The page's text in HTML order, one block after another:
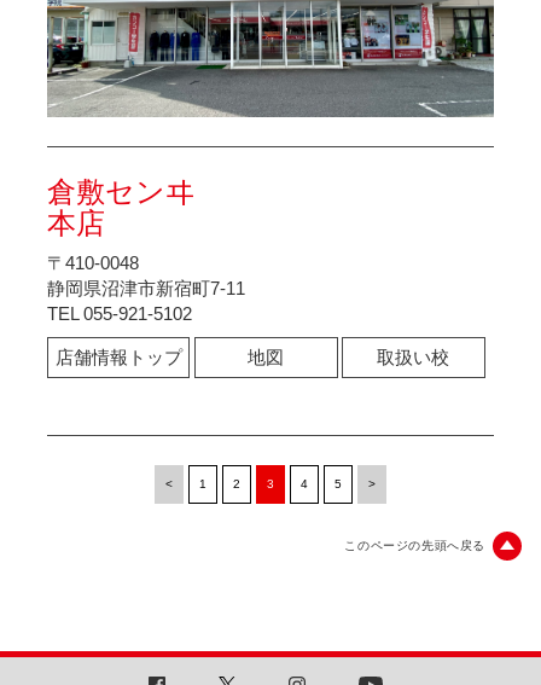
倉敷センヰ
本店
〒410-0048
静岡県沼津市新宿町7-11
TEL 055-921-5102
店舗情報トップ 地図 取扱い校
< 1 2 3 4 5 >
このページの先頭へ戻る